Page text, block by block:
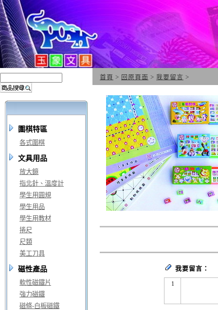
圍棋特區
各式圍棋
文具用品
放大鏡
指北針、溫度計
學生用圓規
學生用品
學生用教材
捲尺
尺類
美工刀具
磁性產品
軟性磁鐵片
強力磁鐵
磁條-白板磁鐵
首頁 > 回原頁面 > 我要留言 >
我要留言：
1